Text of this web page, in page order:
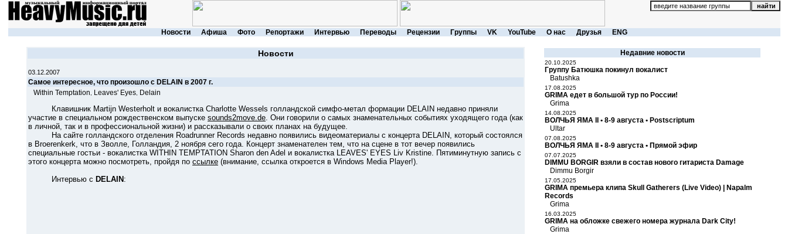
Новости Афиша Фото Репортажи Интервью Переводы Рецензии Группы VK YouTube О нас Друзья ENG
Новости
03.12.2007
Самое интересное, что произошло с DELAIN в 2007 г.
Within Temptation
Leaves' Eyes Delain
Клавишник Martijn Westerholt и вокалистка Charlotte Wessels голландской симфо-метал формации DELAIN недавно приняли
участие в специальном рождественском выпуске sounds2move.de. Они говорили о самых знаменательных событиях уходящего года (как
в личной, так и в профессиональной жизни) и рассказывали о своих планах на будущее.
На сайте голландского отделения Roadrunner Records недавно появились видеоматериалы с концерта DELAIN, который состоялся
в Broerenkerk, что в Зволле, Голландия, 2 ноября сего года. Концерт знаменателен тем, что на сцене в тот вечер появились
специальные гостьи - вокалистка WITHIN TEMPTATION Sharon den Adel и вокалистка LEAVES' EYES Liv Kristine. Пятиминутную запись с
этого концерта можно посмотреть, пройдя по ссылке (внимание, ссылка откроется в Windows Media Player!).
Интервью с DELAIN :
Недавние новости
20.10.2025
Группу Батюшка покинул вокалист
Batushka
17.08.2025
GRIMA едет в большой тур по России!
Grima
14.08.2025
ВОЛЧЬЯ ЯМА II • 8-9 августа • Postscriptum
Ultar
07.08.2025
ВОЛЧЬЯ ЯМА II • 8-9 августа • Прямой эфир
07.07.2025
DIMMU BORGIR взяли в состав нового гитариста Damage
Dimmu Borgir
17.05.2025
GRIMA премьера клипа Skull Gatherers (Live Video) | Napalm
Records
Grima
16.03.2025
GRIMA на обложке свежего номера журнала Dark City!
Grima